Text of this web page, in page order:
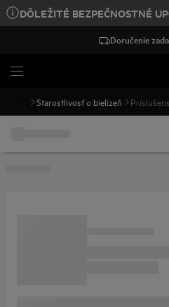
DÔLEŽITÉ BEZPEČNOSTNÉ
Doručenie
Starostlivosť o bielizeň